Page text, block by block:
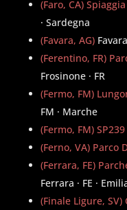
(Faro, CA)
· Sardegna
(Favara, AG)
(Ferentino, FR)
Frosinone · FR
(Fermo, FM)
FM · Marche
(Fermo, FM) SP239
(Ferno, VA) Parco
(Ferrara, FE)
Ferrara · FE ·
(Finale Ligure, SV)